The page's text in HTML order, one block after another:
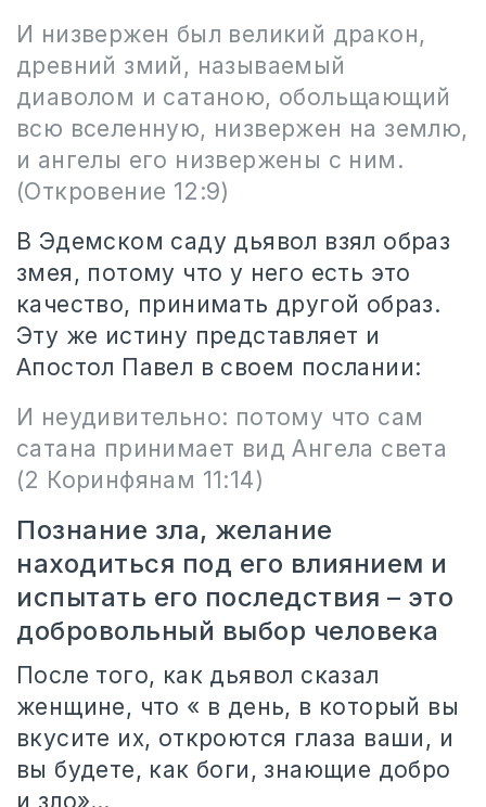
И низвержен был великий дракон,
древний змий, называемый
диаволом и сатаною, обольщающий
всю вселенную, низвержен на землю,
и ангелы его низвержены с ним.
(Откровение 12:9)
В Эдемском саду дьявол взял образ
змея, потому что у него есть это
качество, принимать другой образ.
Эту же истину представляет и
Апостол Павел в своем послании:
И неудивительно: потому что сам
сатана принимает вид Ангела света
(2 Коринфянам 11:14)
Познание зла, желание
находиться под его влиянием и
испытать его последствия – это
добровольный выбор человека
После того, как дьявол сказал
женщине, что « в день, в который вы
вкусите их, откроются глаза ваши, и
вы будете, как боги, знающие добро
и зло»…